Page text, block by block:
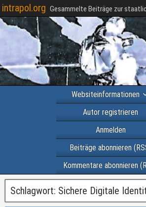
intrapol.org Gesammelte Beiträge zur
Websiteinformationen
Autor registrieren
Anmelden
Beiträge abonnieren
Kommentare abonnieren
Schlagwort: Sichere Digitale